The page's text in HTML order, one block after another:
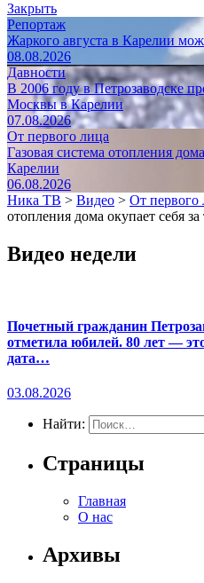
Закрыть
Репортаж
Жаркого августа в Карелии
08.08.2026
Давности
В 2006 году в Петрозаводске
Москвы в Карелии
07.08.2026
От первого лица
Газовая система отопления
Карелии
06.08.2026
Ника ТВ > Видео > От первого
отопления дома окупает себя
Видео недели
Почетный гражданин
отметила юбилей. 80 лет —
дата…
03.08.2026
Найти:
Страницы
Главная
О нас
Архивы